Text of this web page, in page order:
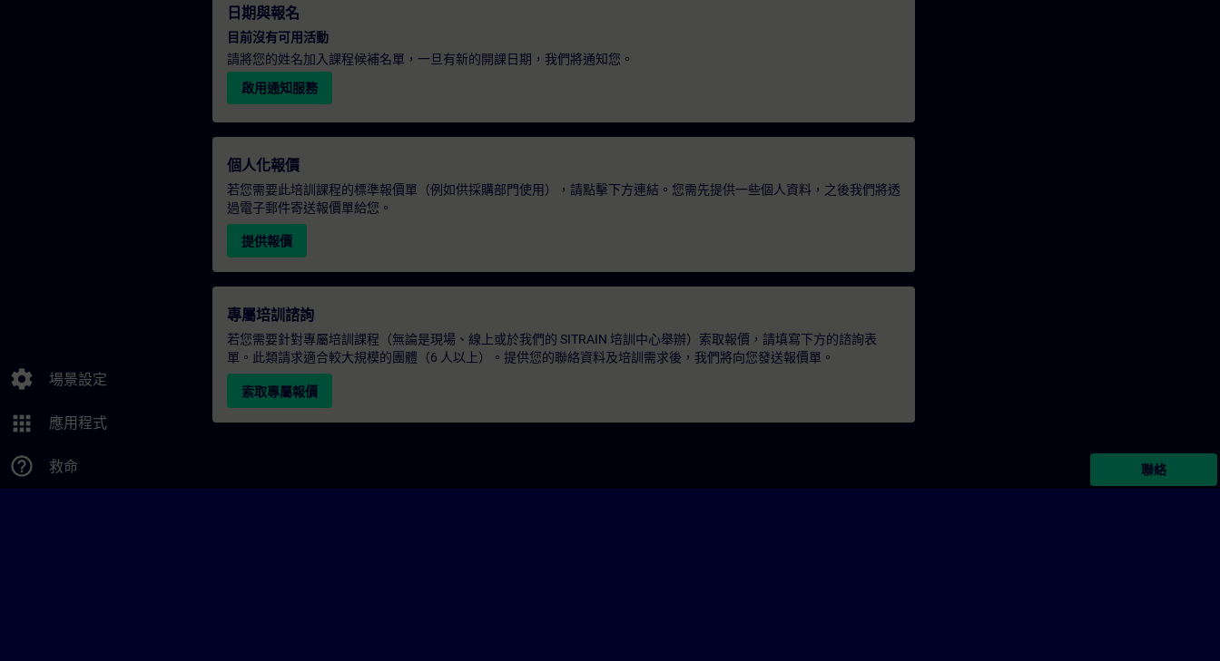
settings 場景設定
apps 應用程式
help_outline 救命
日期與報名
目前沒有可用活動
請將您的姓名加入課程候補名單，一旦有新的開課日期，我們將通知您。
啟用通知服務
個人化報價
若您需要此培訓課程的標準報價單（例如供採購部門使用），請點擊下方連結。您需先提供一些個人資料，之後我們將透
過電子郵件寄送報價單給您。
提供報價
專屬培訓諮詢
若您需要針對專屬培訓課程（無論是現場、線上或於我們的 SITRAIN 培訓中心舉辦）索取報價，請填寫下方的諮詢表
單。此類請求適合較大規模的團體（6 人以上）。提供您的聯絡資料及培訓需求後，我們將向您發送報價單。
索取專屬報價
聯絡